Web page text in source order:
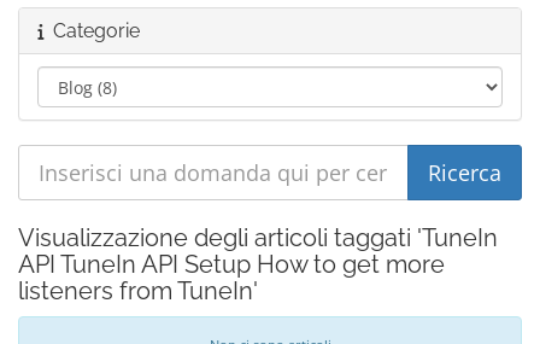
Categorie
Visualizzazione degli articoli taggati 'TuneIn
API TuneIn API Setup How to get more
listeners from TuneIn'